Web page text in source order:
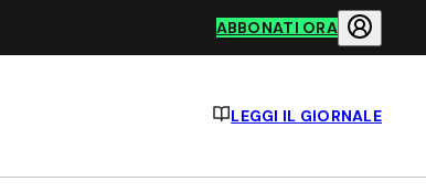
ABBONATI ORA
LEGGI IL GIORNALE